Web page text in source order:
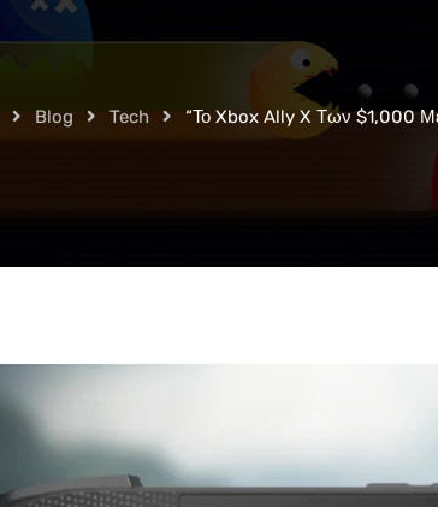
Blog Tech “Το Xbox Ally X Των $1,000